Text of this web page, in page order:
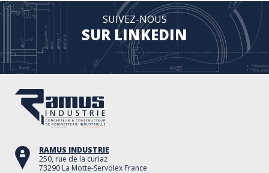
SUIVEZ-NOUS
SUR LINKEDIN
RAMUS INDUSTRIE
250, rue de la curiaz
73290 La Motte-Servolex France